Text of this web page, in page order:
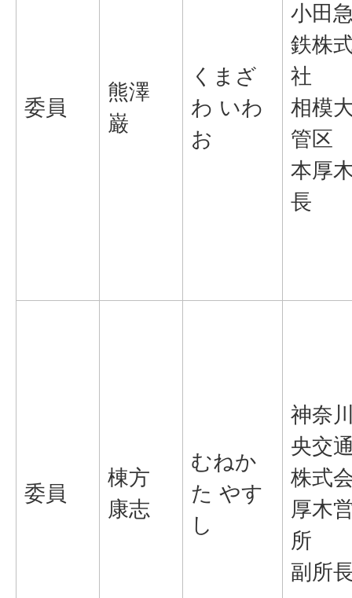
委員
熊澤
巌
くまざ
わ いわ
お
小田
鉄株
社
相模
管区
本厚
長
委員
棟方
康志
むねか
た やす
し
神奈
央交
株式
厚木
所
副所